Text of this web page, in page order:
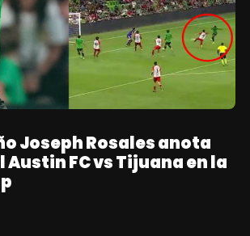
Joseph Rosales anota
Austin FC vs Tijuana en la